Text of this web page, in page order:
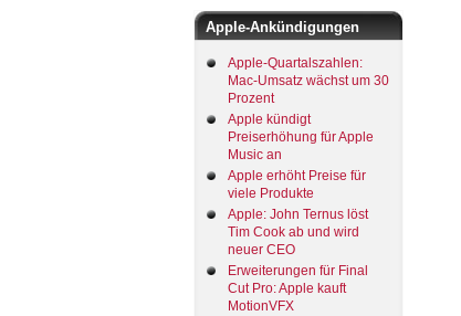
Apple-Ankündigungen
Apple-Quartalszahlen:
Mac-Umsatz wächst um 30
Prozent
Apple kündigt
Preiserhöhung für Apple
Music an
Apple erhöht Preise für
viele Produkte
Apple: John Ternus löst
Tim Cook ab und wird
neuer CEO
Erweiterungen für Final
Cut Pro: Apple kauft
MotionVFX